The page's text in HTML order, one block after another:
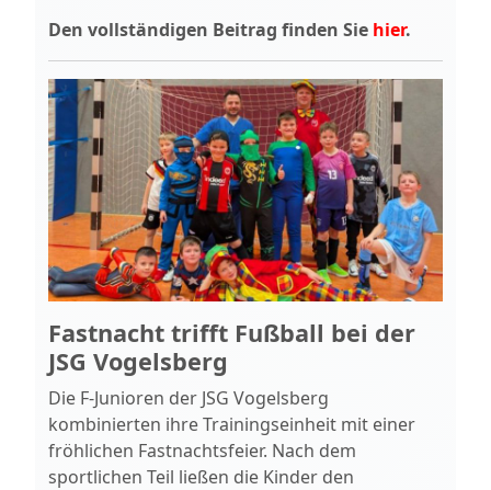
Den vollständigen Beitrag finden Sie hier.
Fastnacht trifft Fußball bei der
JSG Vogelsberg
Die F‑Junioren der JSG Vogelsberg
kombinierten ihre Trainingseinheit mit einer
fröhlichen Fastnachtsfeier. Nach dem
sportlichen Teil ließen die Kinder den